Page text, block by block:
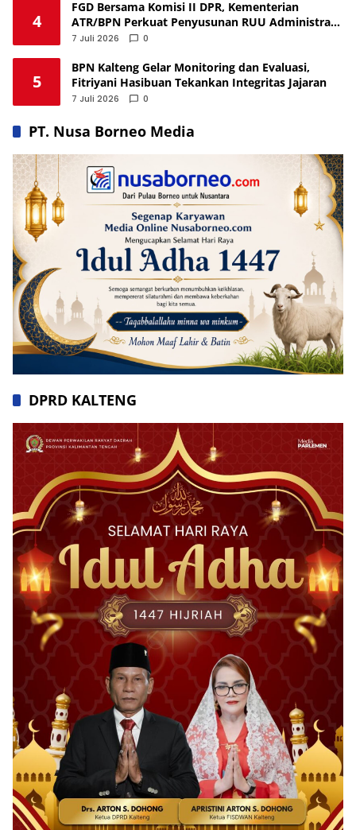
4
FGD Bersama Komisi II DPR, Kementerian
ATR/BPN Perkuat Penyusunan RUU Administrasi
Pertanahan
7 Juli 2026 0
5
BPN Kalteng Gelar Monitoring dan Evaluasi,
Fitriyani Hasibuan Tekankan Integritas Jajaran
7 Juli 2026 0
PT. Nusa Borneo Media
DPRD KALTENG